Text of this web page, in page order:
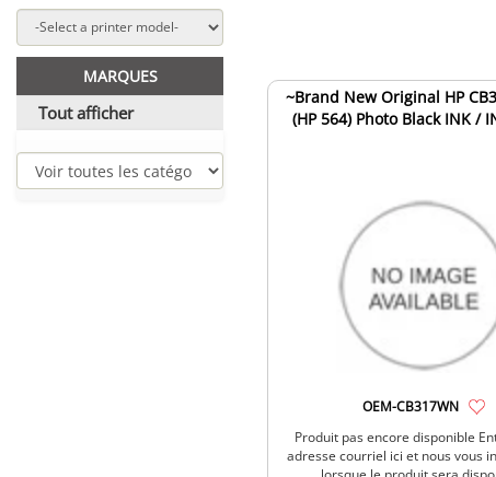
MARQUES
Tout afficher
~Brand New Original HP
(HP 564) Photo Black INK /
OEM-CB317WN
Produit pas encore disponible
adresse courriel ici et nous vous